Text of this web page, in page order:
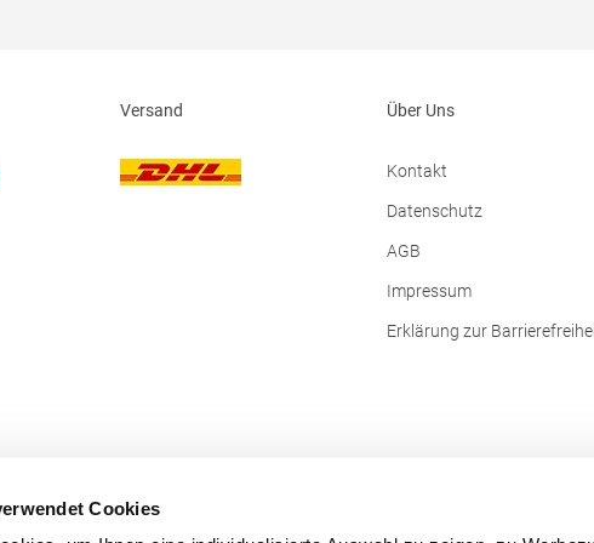
Cookies
Deutschland E-Mail: info@cginternational.de
Versand Über Uns
Kontakt
Datenschutz
AGB
Impressum
Erklärung zur